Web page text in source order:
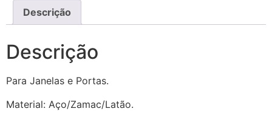
Descrição
Descrição
Para Janelas e Portas.
Material: Aço/Zamac/Latão.